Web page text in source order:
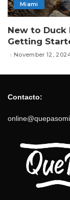
Miami
New to Duck
Getting
November 12,
Contacto: